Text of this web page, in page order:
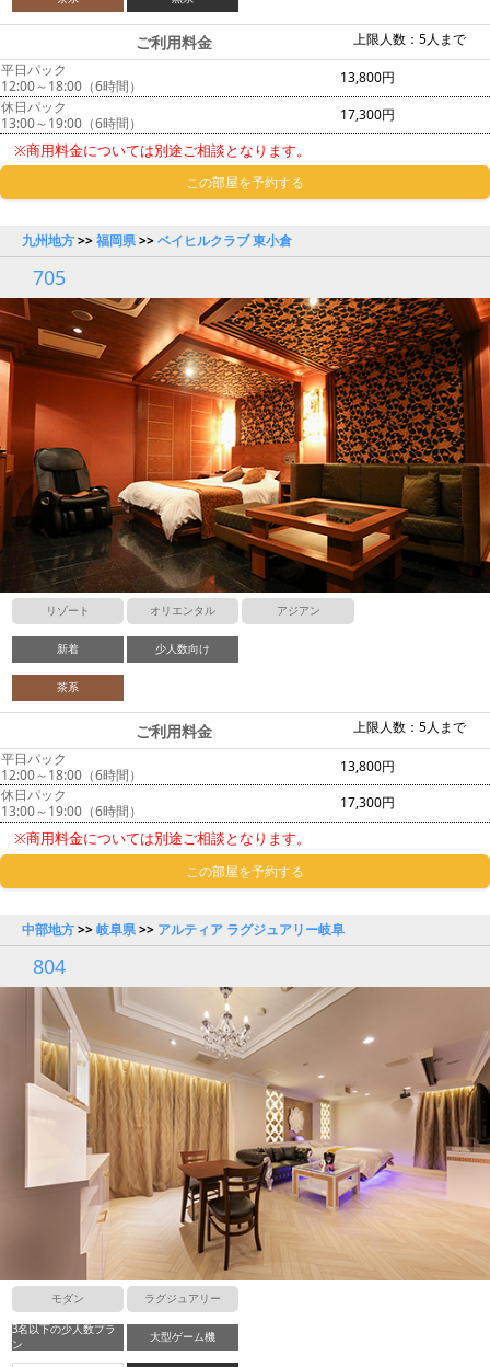
上限人数：5人まで
ご利用料金
平日パック
12:00～18:00（6時間）
13,800円
休日パック
13:00～19:00（6時間）
17,300円
※商用料金については別途ご相談となります。
この部屋を予約する
九州地方>>福岡県>>ベイヒルクラブ 東小倉
705
リゾート オリエンタル アジアン
新着 少人数向け
茶系
上限人数：5人まで
ご利用料金
平日パック
12:00～18:00（6時間）
13,800円
休日パック
13:00～19:00（6時間）
17,300円
※商用料金については別途ご相談となります。
この部屋を予約する
中部地方>>岐阜県>> アルティア ラグジュアリー岐阜
804
モダン ラグジュアリー
3名以下の少人数プラ
ン
大型ゲーム機